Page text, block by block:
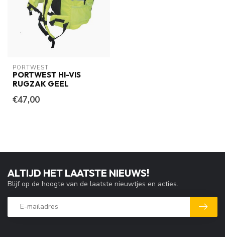
PORTWEST
PORTWEST HI-VIS
RUGZAK GEEL
€47,00
ALTIJD HET LAATSTE NIEUWS!
Blijf op de hoogte van de laatste nieuwtjes en acties.